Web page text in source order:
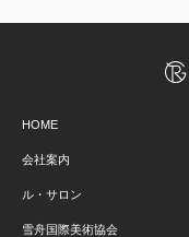
HOME
会社案内
ル・サロン
雪舟国際美術協会